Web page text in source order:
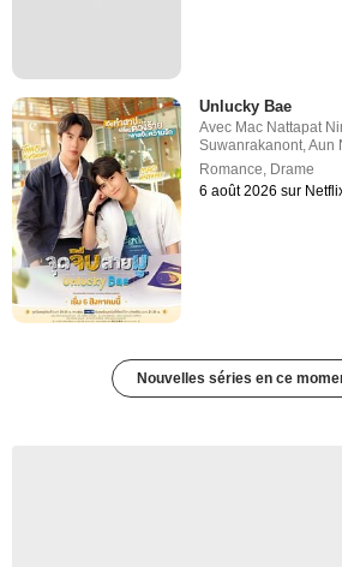
Unlucky Bae
Avec Mac Nattapat
Suwanrakanont ,Aun
Romance Drame
6 août 2026 sur
Nouvelles séries en ce